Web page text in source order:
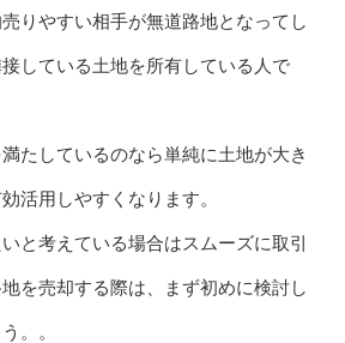
りやすい相手が無道路地となってし
している土地を所有している人で
たしているのなら単純に土地が大き
活用しやすくなります。
と考えている場合はスムーズに取引
を売却する際は、まず初めに検討し
。。